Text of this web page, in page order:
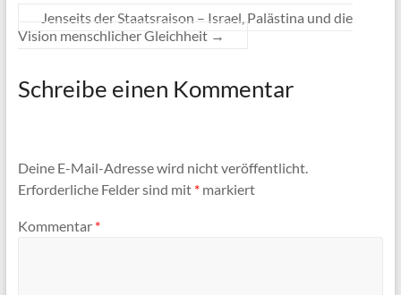
Jenseits der Staatsraison – Israel, Palästina und die
Vision menschlicher Gleichheit →
Schreibe einen Kommentar
Deine E-Mail-Adresse wird nicht veröffentlicht.
Erforderliche Felder sind mit *markiert
Kommentar *